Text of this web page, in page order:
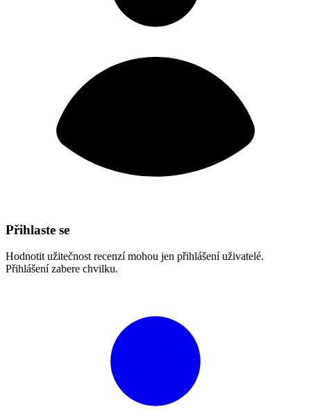
Přihlaste se
Hodnotit užitečnost recenzí mohou jen přihlášení uživatelé.
Přihlášení zabere chvilku.